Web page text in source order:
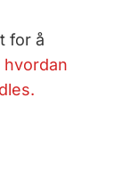
for å
hvordan